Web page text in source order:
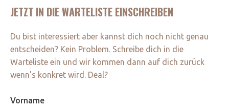
JETZT IN DIE WARTELISTE EINSCHREIBEN
Du bist interessiert aber kannst dich noch nicht genau
entscheiden? Kein Problem. Schreibe dich in die
Warteliste ein und wir kommen dann auf dich zurück
wenn's konkret wird. Deal?
Vorname